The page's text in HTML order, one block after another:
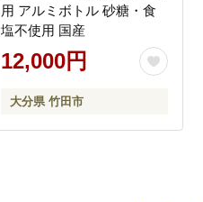
用 アルミボトル 砂糖・食
塩不使用 国産
12,000円
大分県 竹田市